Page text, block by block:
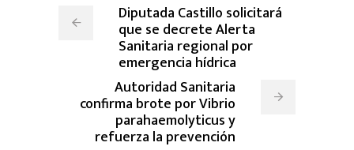
Diputada Castillo solicitará
que se decrete Alerta
Sanitaria regional por
emergencia hídrica
Autoridad Sanitaria
confirma brote por Vibrio
parahaemolyticus y
refuerza la prevención